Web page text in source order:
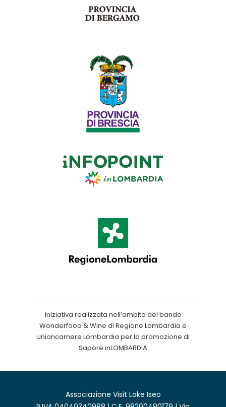
Iniziativa realizzata nell’ambito del bando
Wonderfood & Wine di Regione Lombardia e
Unioncamere Lombardia per la promozione di
Sapore inLOMBARDIA
Associazione Visit Lake Iseo